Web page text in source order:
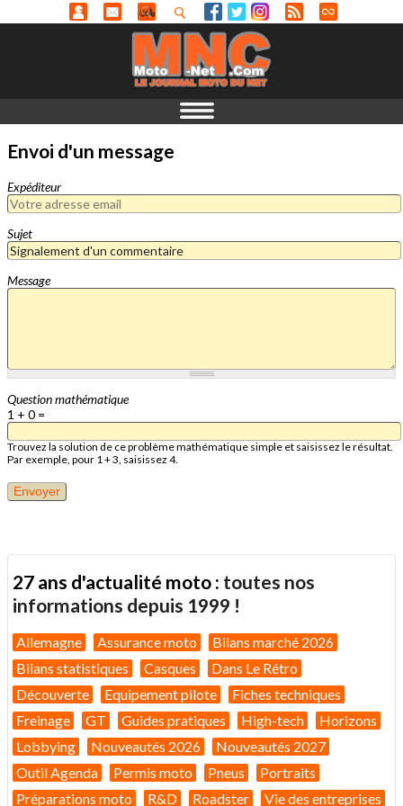
Envoi d'un message
Expéditeur
Sujet
Message
Question mathématique
1 + 0 =
Trouvez la solution de ce problème mathématique simple et saisissez le résultat.
Par exemple, pour 1 + 3, saisissez 4.
27 ans d'actualité moto : toutes nos
informations depuis 1999 !
Allemagne Assurance moto
Bilans marché 2026
Bilans statistiques
Casques
Dans Le Rétro
Découverte
Equipement pilote
Fiches techniques
Freinage
GT Guides pratiques High-tech
Horizons
Lobbying
Nouveautés 2026
Nouveautés 2027
Outil Agenda
Permis moto Pneus
Portraits
Préparations moto
R&D Roadster Vie des entreprises